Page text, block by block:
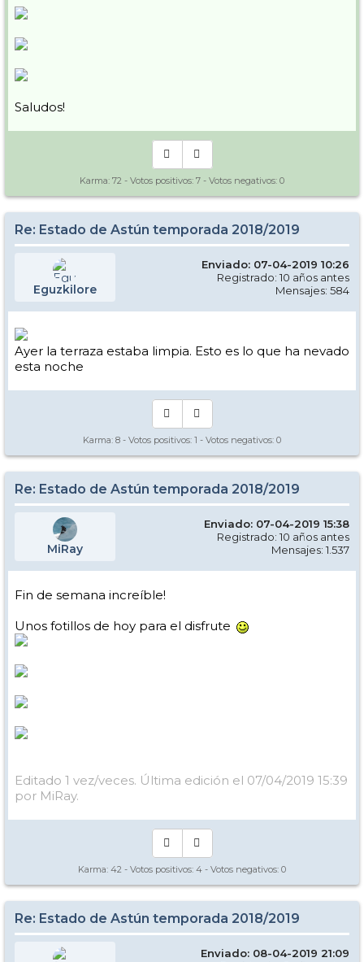
Saludos!
Karma: 72 - Votos positivos: 7 - Votos negativos: 0
Re: Estado de Astún temporada 2018/2019
Eguzkilore
Enviado: 07-04-2019 10:26
Registrado: 10 años antes
Mensajes: 584
Ayer la terraza estaba limpia. Esto es lo que ha nevado
esta noche
Karma: 8 - Votos positivos: 1 - Votos negativos: 0
Re: Estado de Astún temporada 2018/2019
MiRay
Enviado: 07-04-2019 15:38
Registrado: 10 años antes
Mensajes: 1.537
Fin de semana increíble!
Unos fotillos de hoy para el disfrute
Editado 1 vez/veces. Última edición el 07/04/2019 15:39
por MiRay.
Karma: 42 - Votos positivos: 4 - Votos negativos: 0
Re: Estado de Astún temporada 2018/2019
Enviado: 08-04-2019 21:09